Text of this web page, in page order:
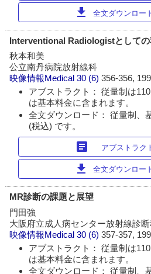
download 全文ダウンロー
Interventional Radiologistとしての
秋本和美
公立南丹病院放射線科
映像情報Medical 30 (6)356-356,
アブストラクト： 従量制は
は基本料金に含まれます。
全文ダウンロード： 従量制、
(税込) です。
article アブストラク
download 全文ダウンロー
MR診断の課題と展望
門田強
大阪府立成人病センター放射線診
映像情報Medical 30 (6)357-357,
アブストラクト： 従量制は
は基本料金に含まれます。
全文ダウンロード： 従量制、